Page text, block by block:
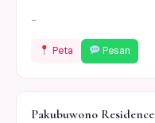
-
Peta Pesan
Pakubuwono Residence